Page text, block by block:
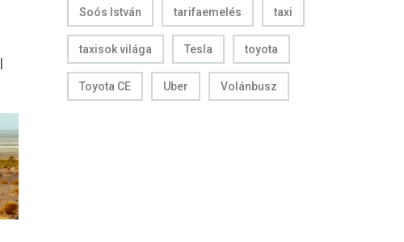
Soós István tarifaemelés taxi
taxisok világa Tesla toyota
Toyota CE Uber Volánbusz